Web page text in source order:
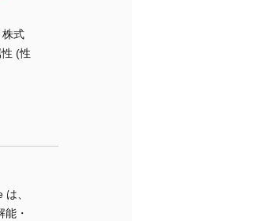
株式
(性
ータ オンライン サービス (KDDI Location Data 版)" の
、
・